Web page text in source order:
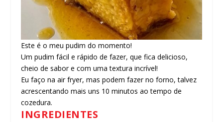
Este é o meu pudim do momento!
Um pudim fácil e rápido de fazer, que fica delicioso,
cheio de sabor e com uma textura incrível!
Eu faço na air fryer, mas podem fazer no forno, talvez
acrescentando mais uns 10 minutos ao tempo de
cozedura.
INGREDIENTES